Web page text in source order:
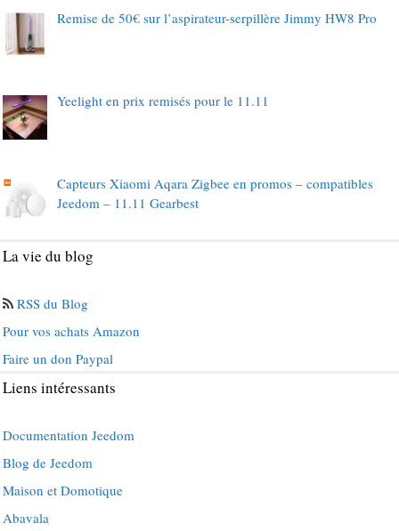
Remise de 50€ sur l’aspirateur-serpillère Jimmy HW8 Pro
Yeelight en prix remisés pour le 11.11
Capteurs Xiaomi Aqara Zigbee en promos – compatibles
Jeedom – 11.11 Gearbest
La vie du blog
RSS du Blog
Pour vos achats Amazon
Faire un don Paypal
Liens intéressants
Documentation Jeedom
Blog de Jeedom
Maison et Domotique
Abavala